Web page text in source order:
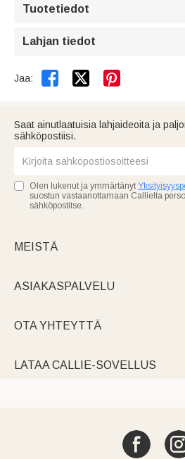
Tuotetiedot
Lahjan tiedot
Jaa:  
Saat ainutlaatuisia lahjaideoita ja
sähköpostiisi.
Olen lukenut ja ymmärtänyt
suostun vastaanottamaan Callielta
sähköpostitse.
MEISTÄ
ASIAKASPALVELU
OTA YHTEYTTÄ
LATAA CALLIE-SOVELLUS